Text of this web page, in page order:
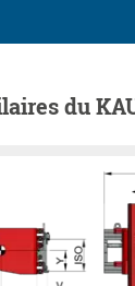
du